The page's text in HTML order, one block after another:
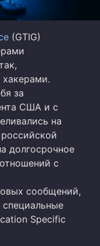
(GTIG)
за
США и с
на
долгосрочное
с
сообщений,
специальные
Specific